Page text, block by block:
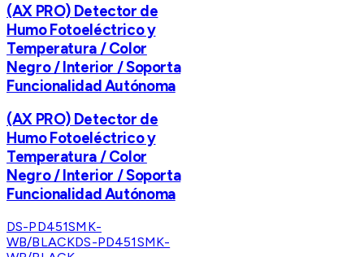
(AX PRO) Detector de
Humo Fotoeléctrico y
Temperatura / Color
Negro / Interior / Soporta
Funcionalidad Autónoma
(AX PRO) Detector de
Humo Fotoeléctrico y
Temperatura / Color
Negro / Interior / Soporta
Funcionalidad Autónoma
DS-PD451SMK-
WB/BLACKDS-PD451SMK-